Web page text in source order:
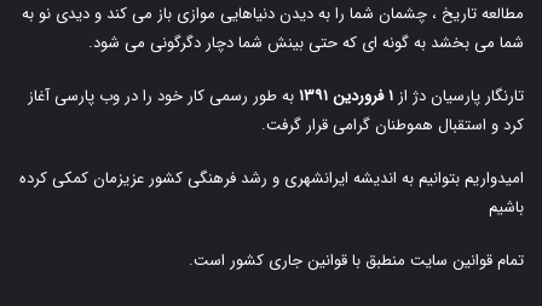
مطالعه تاریخ ، چشمان شما را به دیدن دنیاهایی موازی باز می کند و دیدی نو به
شما می بخشد به گونه ای که حتی بینش شما دچار دگرگونی می شود.
تارنگار پارسیان دژ از ۱ فروردین ۱۳۹۱
به طور رسمی کار خود را در وب پارسی آغاز
کرد و استقبال هموطنان گرامی قرار گرفت.
امیدواریم بتوانیم به اندیشه ایرانشهری و رشد فرهنگی کشور عزیزمان کمکی کرده
باشیم
تمام قوانین سایت منطبق با قوانین جاری کشور است.